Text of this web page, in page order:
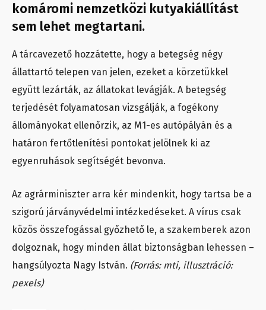
komáromi nemzetközi kutyakiállítást
sem lehet megtartani.
A tárcavezető hozzátette, hogy a betegség négy
állattartó telepen van jelen, ezeket a körzetükkel
együtt lezárták, az állatokat levágják. A betegség
terjedését folyamatosan vizsgálják, a fogékony
állományokat ellenőrzik, az M1-es autópályán és a
határon fertőtlenítési pontokat jelölnek ki az
egyenruhások segítségét bevonva.
Az agrárminiszter arra kér mindenkit, hogy tartsa be a
szigorú járványvédelmi intézkedéseket. A vírus csak
közös összefogással győzhető le, a szakemberek azon
dolgoznak, hogy minden állat biztonságban lehessen –
hangsúlyozta Nagy István. (Forrás: mti, illusztráció:
pexels)